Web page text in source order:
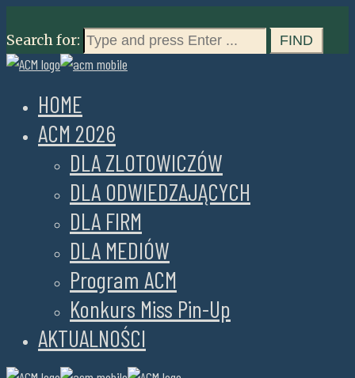
Search for:
HOME
ACM 2026
DLA ZLOTOWICZÓW
DLA ODWIEDZAJĄCYCH
DLA FIRM
DLA MEDIÓW
Program ACM
Konkurs Miss Pin-Up
AKTUALNOŚCI